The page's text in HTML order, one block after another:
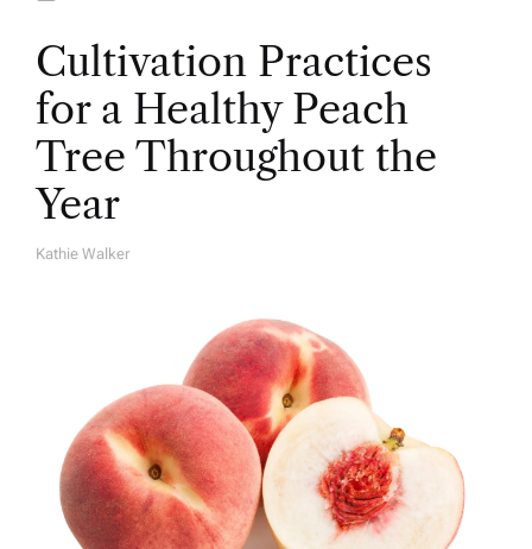
Cultivation Practices
for a Healthy Peach
Tree Throughout the
Year
A
Kathie Walker